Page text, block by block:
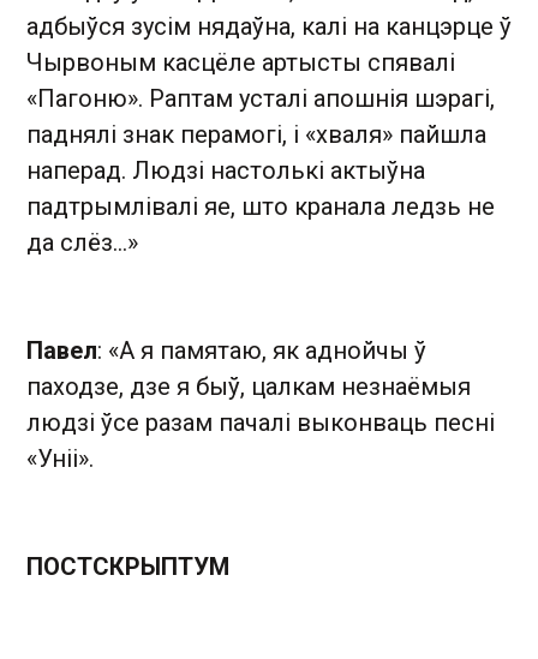
адбыўся зусім нядаўна, калі на канцэрце ў
Чырвоным касцёле артысты спявалі
«Пагоню». Раптам усталі апошнія шэрагі,
паднялі знак перамогі, і «хваля» пайшла
наперад. Людзі настолькі актыўна
падтрымлівалі яе, што кранала ледзь не
да слёз...»
Павел: «А я памятаю, як аднойчы ў
паходзе, дзе я быў, цалкам незнаёмыя
людзі ўсе разам пачалі выконваць песні
«Уніі».
ПОСТСКРЫПТУМ